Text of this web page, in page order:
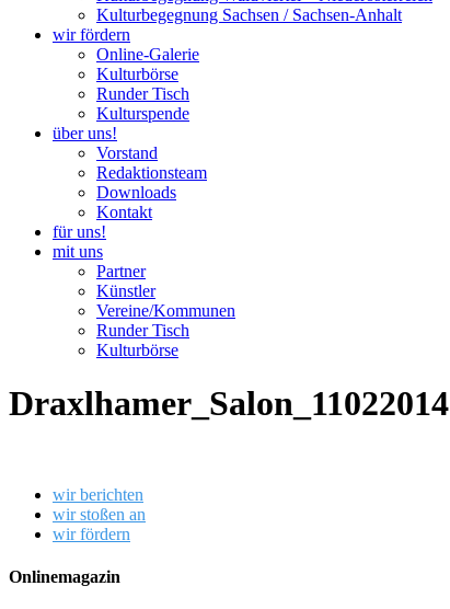
Kulturbegegnung Sachsen / Sachsen-Anhalt
wir fördern
Online-Galerie
Kulturbörse
Runder Tisch
Kulturspende
über uns!
Vorstand
Redaktionsteam
Downloads
Kontakt
für uns!
mit uns
Partner
Künstler
Vereine/Kommunen
Runder Tisch
Kulturbörse
Draxlhamer_Salon_11022014
wir berichten
wir stoßen an
wir fördern
Onlinemagazin